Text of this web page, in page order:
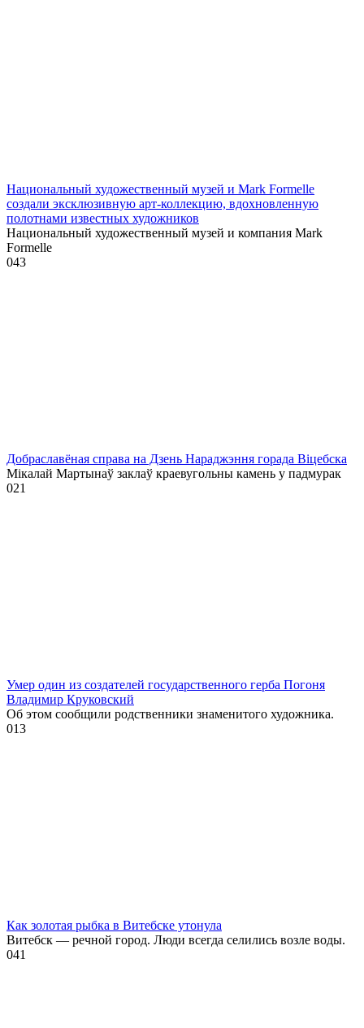
Национальный художественный музей и Mark Formelle
создали эксклюзивную арт-коллекцию, вдохновленную
полотнами известных художников
Национальный художественный музей и компания Mark
Formelle
043
Добраславёная справа на Дзень Нараджэння горада Віцебска
Мікалай Мартынаў заклаў краевугольны камень у падмурак
021
Умер один из создателей государственного герба Погоня
Владимир Круковский
Об этом сообщили родственники знаменитого художника.
013
Как золотая рыбка в Витебске утонула
Витебск — речной город. Люди всегда селились возле воды.
041